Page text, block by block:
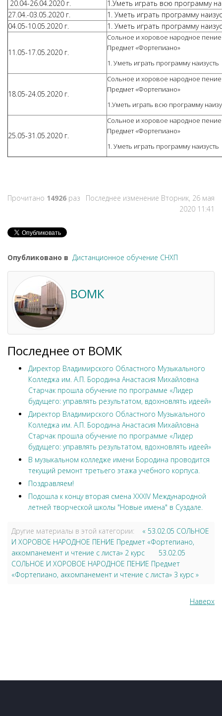
20.04-26.04.2020 г.
1.Уметь играть всю программу
27.04.-03.05.2020 г.
1. Уметь играть программу
04.05-10.05.2020 г.
1. Уметь играть программу
11.05-17.05.2020 г.
Сольное и хоровое народное пение
Предмет «Фортепиано»
1. Уметь играть программу наизусть
18.05-24.05.2020 г.
Сольное и хоровое народное пение
Предмет «Фортепиано»
1.Уметь играть всю программу
25.05-31.05.2020 г.
Сольное и хоровое народное пение
Предмет «Фортепиано»
1. Уметь играть программу наизусть
Прочитано 14926 раз
Последнее изменение Вторник, 26 мая
2020 11:41
Опубликовано в Дистанционное обучение СНХП
ВОМК
Последнее от ВОМК
Директор Владимирского Областного Музыкального
Колледжа им. А.П. Бородина Анастасия Михайловна
Старчак прошла обучение по программе «Лидер
будущего: управлять результатом, вдохновлять идеей»
Директор Владимирского Областного Музыкального
Колледжа им. А.П. Бородина Анастасия Михайловна
Старчак прошла обучение по программе «Лидер
будущего: управлять результатом, вдохновлять идеей»
В музыкальном колледже имени Бородина проводится
текущий ремонт третьего этажа учебного корпуса.
Поздравляем!
Подошла к концу вторая смена XXXIV Международной
летней творческой школы "Новые имена" в Суздале.
Другие материалы в этой категории:
« 53.02.05 СОЛЬНОЕ
И ХОРОВОЕ НАРОДНОЕ ПЕНИЕ Предмет «Фортепиано,
аккомпанемент и чтение с листа» 2 курс
53.02.05
СОЛЬНОЕ И ХОРОВОЕ НАРОДНОЕ ПЕНИЕ Предмет
«Фортепиано, аккомпанемент и чтение с листа» 3 курс »
Наверх